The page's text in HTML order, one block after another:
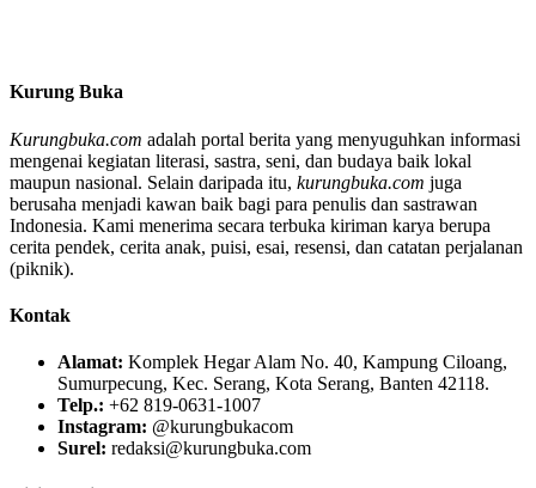
Kurung Buka
Kurungbuka.com adalah portal berita yang menyuguhkan informasi
mengenai kegiatan literasi, sastra, seni, dan budaya baik lokal
maupun nasional. Selain daripada itu, kurungbuka.com juga
berusaha menjadi kawan baik bagi para penulis dan sastrawan
Indonesia. Kami menerima secara terbuka kiriman karya berupa
cerita pendek, cerita anak, puisi, esai, resensi, dan catatan perjalanan
(piknik).
Kontak
Alamat: Komplek Hegar Alam No. 40, Kampung Ciloang,
Sumurpecung, Kec. Serang, Kota Serang, Banten 42118.
Telp.: +62 819-0631-1007
Instagram: @kurungbukacom
Surel: redaksi@kurungbuka.com